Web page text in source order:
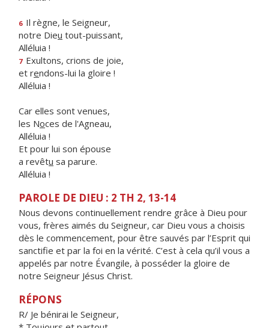
6 Il règne, le Seigneur,
notre Dieu tout-puissant,
Alléluia !
7 Exultons, crions de joie,
et rendons-lui la gloire !
Alléluia !
Car elles sont venues,
les Noces de l'Agneau,
Alléluia !
Et pour lui son épouse
a revêtu sa parure.
Alléluia !
PAROLE DE DIEU : 2 TH 2, 13-14
Nous devons continuellement rendre grâce à Dieu pour
vous, frères aimés du Seigneur, car Dieu vous a choisis
dès le commencement, pour être sauvés par l’Esprit qui
sanctifie et par la foi en la vérité. C’est à cela qu’il vous a
appelés par notre Évangile, à posséder la gloire de
notre Seigneur Jésus Christ.
RÉPONS
R/ Je bénirai le Seigneur,